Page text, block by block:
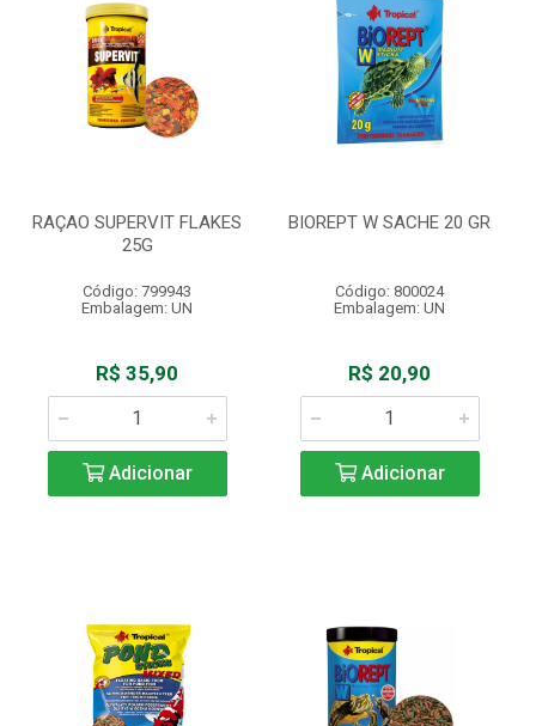
RAÇAO SUPERVIT FLAKES
25G
Código: 799943
Embalagem: UN
R$ 35,90
Adicionar
BIOREPT W SACHE 20 GR
Código: 800024
Embalagem: UN
R$ 20,90
Adicionar